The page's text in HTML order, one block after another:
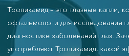
Тропикамид – это глазные капли,
офтальмологи для исследования
диагностике заболеваний глаз.
употребляют Тропикамид, какой